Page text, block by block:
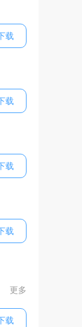
载
载
载
载
更多
载